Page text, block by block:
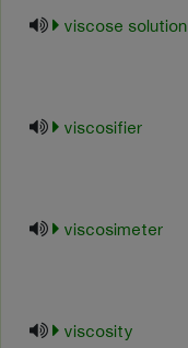
viscose solution
viscosifier
viscosimeter
viscosity